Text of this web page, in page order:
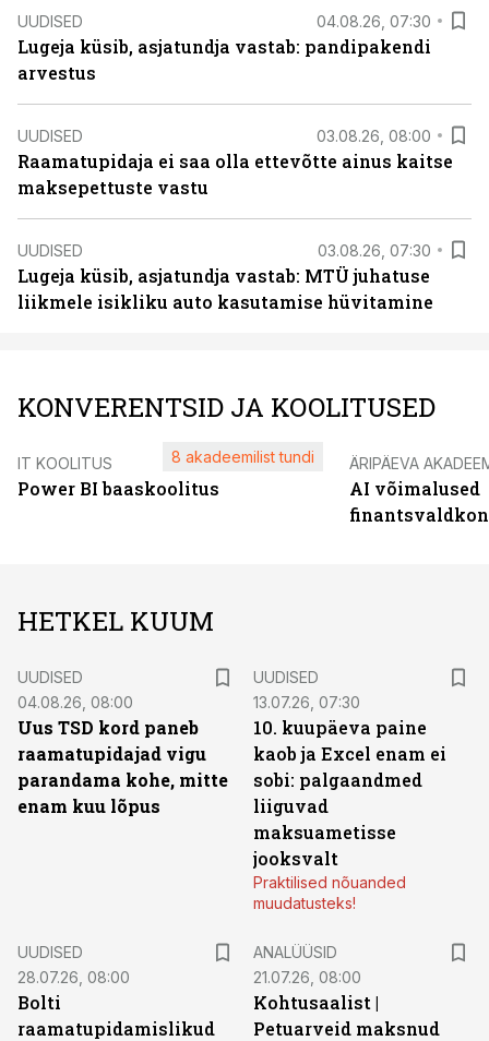
UUDISED 04.08.26, 07:30
Lugeja küsib, asjatundja vastab: pandipakendi
arvestus
UUDISED 03.08.26, 08:00
Raamatupidaja ei saa olla ettevõtte ainus kaitse
maksepettuste vastu
UUDISED 03.08.26, 07:30
Lugeja küsib, asjatundja vastab: MTÜ juhatuse
liikmele isikliku auto kasutamise hüvitamine
KONVERENTSID JA KOOLITUSED
IT KOOLITUS
Power BI baaskoolitus
8 akadeemilist tundi ÄRIPÄEVA
AI võimalused
HETKEL KUUM
UUDISED
04.08.26, 08:00
Uus TSD kord paneb
raamatupidajad vigu
parandama kohe, mitte
enam kuu lõpus
UUDISED
13.07.26, 07:30
10. kuupäeva paine
kaob ja Excel enam ei
sobi: palgaandmed
liiguvad
maksuametisse
jooksvalt
Praktilised nõuanded
muudatusteks!
UUDISED
28.07.26, 08:00
Bolti
raamatupidamislikud
ANALÜÜSID
21.07.26, 08:00
Kohtusaalist |
Petuarveid maksnud